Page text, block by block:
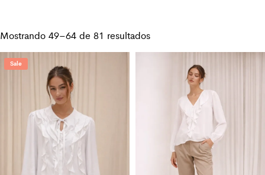
Mostrando 49–64 de 81 resultados
Sale